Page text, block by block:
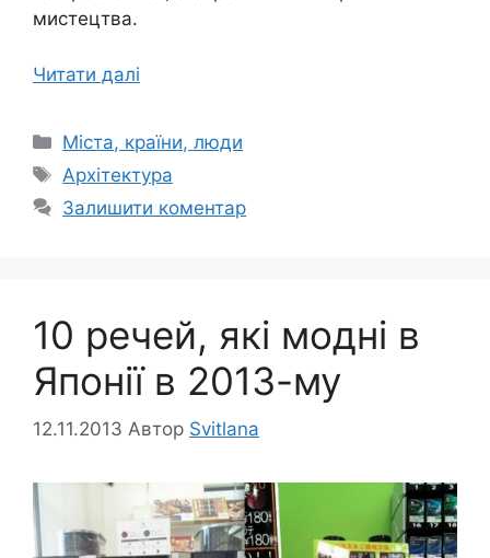
мистецтва.
Читати далі
Категорії
Міста, країни, люди
Позначки
Архітектура
Залишити коментар
10 речей, які модні в
Японії в 2013-му
12.11.2013 Автор Svitlana